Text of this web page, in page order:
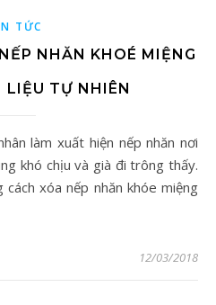
TỨC
NHĂN KHOÉ MIỆNG
LIỆU TỰ NHIÊN
khó chịu và già đi trông thấy.
xóa nếp nhăn khóe miệng
12/03/2018